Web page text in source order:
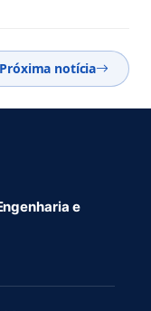
Próxima notícia
e